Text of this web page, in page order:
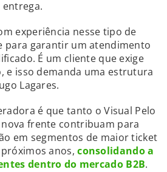
experiência nesse tipo de
para garantir um atendimento
É um cliente que exige
e isso demanda uma estrutura
Lagares.
é que tanto o Visual Pelo
frente contribuam para
em segmentos de maior ticket
anos,consolidando a
dentro do mercado B2B.